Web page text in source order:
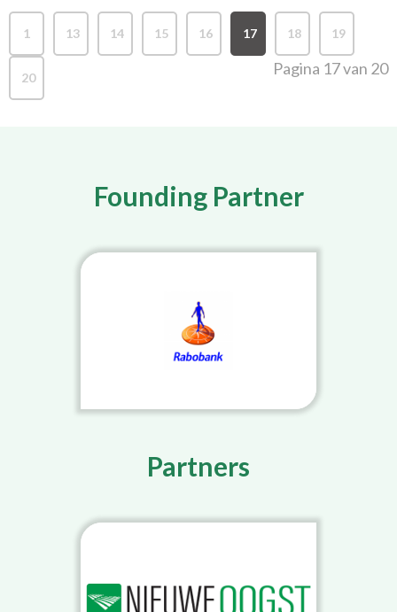
1 13 14 15 16 17 18 19
20 Pagina 17 van 20
Founding Partner
Partners